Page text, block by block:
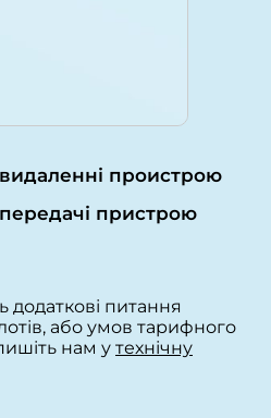
видаленні проистрою
передачі пристрою
питання
або умов тарифного
нам у технічну